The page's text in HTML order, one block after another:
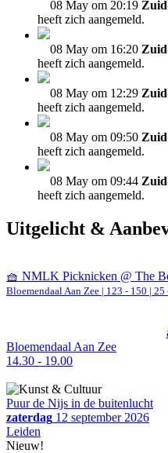
08 May om 20:19
heeft zich aangemeld.
08 May om 16:20
heeft zich aangemeld.
08 May om 12:29
heeft zich aangemeld.
08 May om 09:50
heeft zich aangemeld.
08 May om 09:44
heeft zich aangemeld.
Uitgelicht &
🧺 NMLK Picknicken @ The
Bloemendaal Aan Zee | 123 - 150 | 25
Bloemendaal Aan Zee
14.30 - 19.00
Puur de Nijs in de buitenlucht
zaterdag 12 september 2026
Leiden
Nieuw!